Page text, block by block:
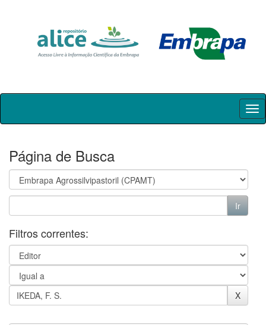
Skip
Página de Busca
Filtros correntes: